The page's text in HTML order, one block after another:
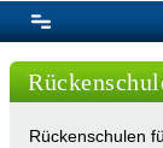
Rückenschulen